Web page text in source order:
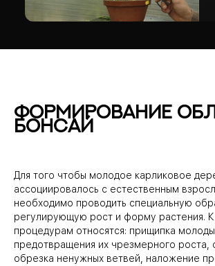
КОНТАКТЫ И ДОСТАВКА
Формирование
бонсай
Для того чтобы молодое карликовое
ассоциировалось с естественным
необходимо проводить специальную
регулирующую рост и форму растения. К
процедурам относятся: прищипка
предотвращения их чрезмерного роста,
обрезка ненужных ветвей, наложение